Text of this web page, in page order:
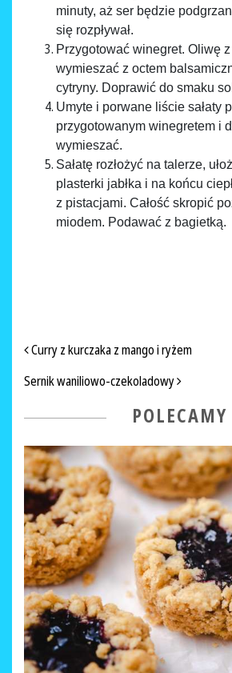
minuty, aż ser będzie
się rozpływał.
Przygotować winegret. Oliwę
wymieszać z octem
cytryny. Doprawić do smaku
Umyte i porwane liście sałaty
przygotowanym winegretem i
wymieszać.
Sałatę rozłożyć na talerze,
plasterki jabłka i na końcu
z pistacjami. Całość skropić
miodem. Podawać z bagietką.
NAWIGACJA PO
Curry z kurczaka z mango i ryżem
Sernik waniliowo-czekoladowy
POLECAMY